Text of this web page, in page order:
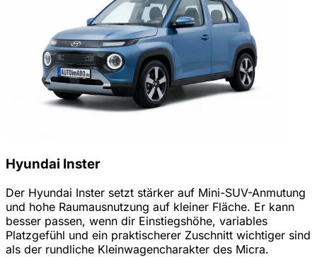
Hyundai Inster
Der Hyundai Inster setzt stärker auf Mini-SUV-Anmutung
und hohe Raumausnutzung auf kleiner Fläche. Er kann
besser passen, wenn dir Einstiegshöhe, variables
Platzgefühl und ein praktischerer Zuschnitt wichtiger sind
als der rundliche Kleinwagencharakter des Micra.